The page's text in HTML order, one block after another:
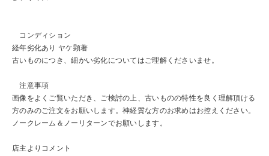
コンディション
経年劣化あり ヤケ顕著
古いものにつき、細かい劣化についてはご理解くださいませ。
注意事項
画像をよくご覧いただき、ご検討の上、古いものの特性を良く理解頂ける
方のみのご注文をお願いします。神経質な方のお求めはお控えください。
ノークレーム＆ノーリターンでお願いします。
店主よりコメント